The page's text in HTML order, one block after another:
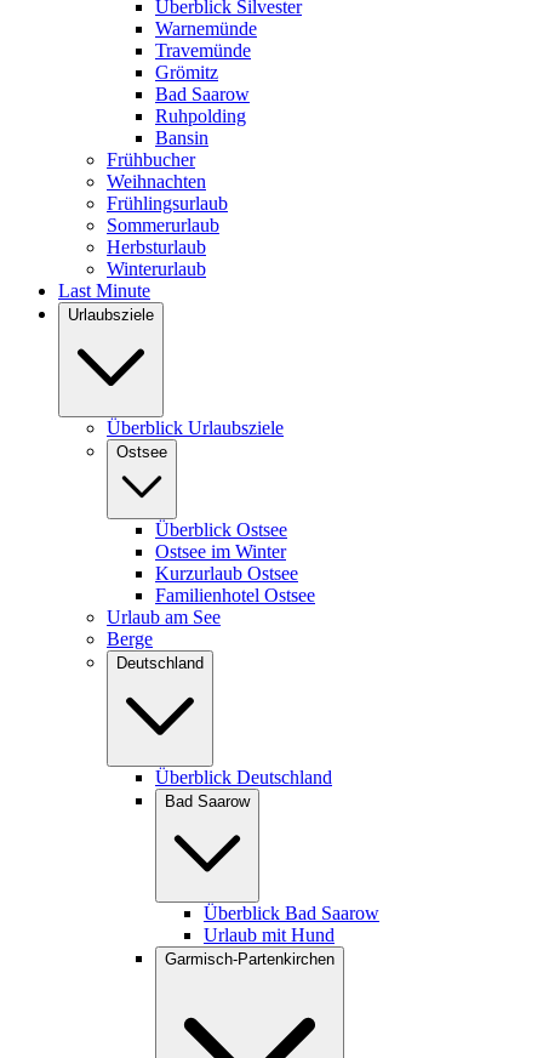
Überblick Silvester
Warnemünde
Travemünde
Grömitz
Bad Saarow
Ruhpolding
Bansin
Frühbucher
Weihnachten
Frühlingsurlaub
Sommerurlaub
Herbsturlaub
Winterurlaub
Last Minute
Urlaubsziele
Überblick Urlaubsziele
Ostsee
Überblick Ostsee
Ostsee im Winter
Kurzurlaub Ostsee
Familienhotel Ostsee
Urlaub am See
Berge
Deutschland
Überblick Deutschland
Bad Saarow
Überblick Bad Saarow
Urlaub mit Hund
Garmisch-Partenkirchen